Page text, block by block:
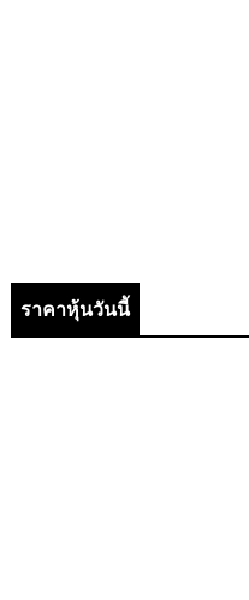
ราคาหุ้นวันนี้